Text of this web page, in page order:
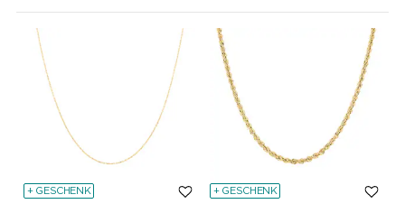
+ GESCHENK + GESCHENK